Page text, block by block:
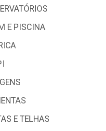
E PISCINA
E TELHAS